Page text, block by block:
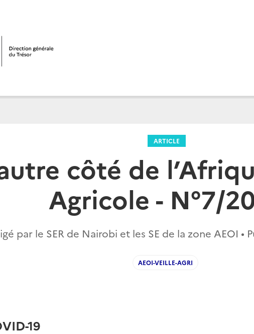
ARTICLE
côté de
Agricole - N°7/
par le SER de Nairobi et les SE de la zone AEOI •
AEOI-VEILLE-AGRI
19